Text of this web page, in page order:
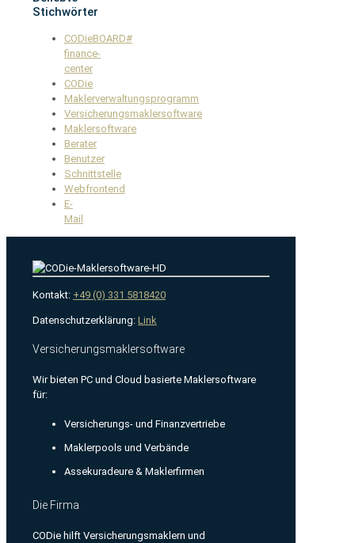
Stichwörter
CODieBOARD#
finance-
center
CODie
Maklerverwaltungsprogramm
Versicherungsmaklersoftware
Maklersoftware
Berater
Benutzer
Schnittstelle
Webfrontend
E-
Mail
Kontakt: +49 (0) 331 5818420
Datenschutzerklärung: Link
Versicherungsmaklersoftware
Wir bieten PC und Cloud basierte Maklersoftware
für:
Versicherungs- und Finanzvertriebe
Maklerpools und Verbände
Assekuradeure & Maklerfirmen
Die Firma
CODie hilft Versicherungsmaklern und